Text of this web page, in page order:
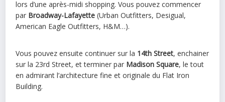
lors d’une après-midi shopping. Vous pouvez commencer
par Broadway-Lafayette (Urban Outfitters, Desigual,
American Eagle Outfitters, H&M…).
Vous pouvez ensuite continuer sur la 14th Street, enchainer
sur la 23rd Street, et terminer par Madison Square, le tout
en admirant l’architecture fine et originale du Flat Iron
Building.